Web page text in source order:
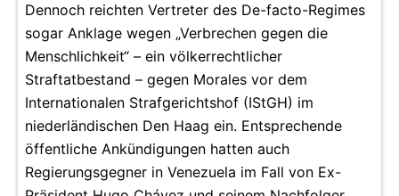
Dennoch reichten Vertreter des De-facto-Regimes
sogar Anklage wegen „Verbrechen gegen die
Menschlichkeit“ – ein völkerrechtlicher
Straftatbestand – gegen Morales vor dem
Internationalen Strafgerichtshof (IStGH) im
niederländischen Den Haag ein. Entsprechende
öffentliche Ankündigungen hatten auch
Regierungsgegner in Venezuela im Fall von Ex-